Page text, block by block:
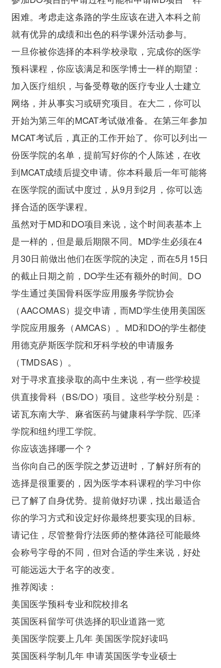
困难。考虑走这条路的学生应该在进入本科之前
就有优异的成绩和出色的科学课外活动参与。
一旦你被你选择的本科学校录取，完成你的医学
预科课程，你应该满足和医学博士一样的期望：
加入医疗组织，与备受尊敬的医疗专业人士建立
网络，并从事实习或研究项目。在大二，你可以
开始为第三年的MCAT考试做准备。在第三年参加
MCAT考试后，真正的工作开始了。你可以列出一
份医学院的名单，提前写好你的个人陈述，在收
到MCAT成绩后提交申请。你本科最后一年可能将
在医学院的面试中度过，从9月到2月，你可以选
择合适的医学课程。
虽然对于MD和DO项目来说，这个时间表基本上
是一样的，但是最后期限不同。MD学生必须在4
月30日前做出他们在医学院的决定，而在5月15日
的截止日期之前，DO学生还有额外的时间。DO
学生通过美国骨科医学应用服务学院协会
（AACOMAS）提交申请，而MD学生使用美国医
学院应用服务（AMCAS）。MD和DO的学生都使
用德克萨斯医学院和牙科学校的申请服务
（TMDSAS）。
对于寻求直接录取的高中生来说，有一些学校提
供直接骨科（BS/DO）项目。这些学校分别是：
诺瓦东南大学、麻省医药与健康科学学院、匹泽
学院和纽约理工学院。
你应该选择哪一个？
当你向自己的医学院之梦迈进时，了解好所有的
选择是很重要的，因为医学本科课程的学习中你
已了解了自身优势。提前做好功课，找出最适合
你的学习方式和设定好你最终想要实现的目标。
请记住，尽管整骨疗法医师的整体路径可能最终
会称号字母的不同，但对合适的学生来说，好处
可能远远大于名字的改变。
推荐阅读：
美国医学预科专业和院校排名
英国医科留学可供选择的职业道路一览
美国医学院要上几年 美国医学院好读吗
英国医科学制几年 申请英国医学专业硕士